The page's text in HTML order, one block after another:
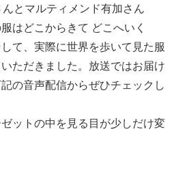
とマルティメンド有加さん
はどこからきて どこへいく
て、実際に世界を歩いて見た服
ただきました。放送ではお届け
の音声配信からぜひチェックし
ットの中を見る目が少しだけ変